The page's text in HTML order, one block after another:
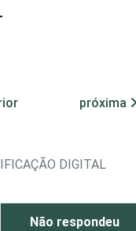
próxima
DIGITAL
Não respondeu